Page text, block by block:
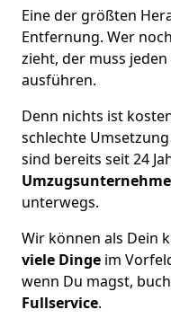
Eine der größten
Entfernung. Wer
zieht, der muss
ausführen.
Denn nichts ist
schlechte
sind bereits seit 24
unterwegs.
Wir können als Dein
viele Dinge im
wenn Du magst,
Fullservice.